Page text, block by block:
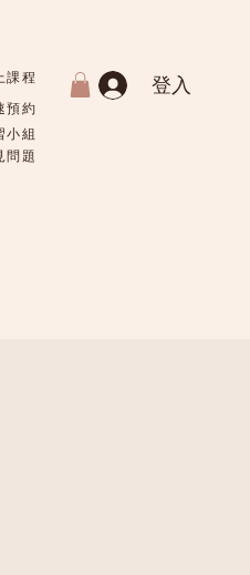
課程
預約
小組
問題
登入